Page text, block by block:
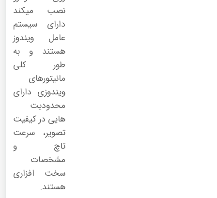
نصب میکند
دارای سیستم
عامل ویندوز
هستند و به
طور کلی
مانیتورهای
ویندوزی دارای
محدودیت
هایی در کیفیت
تصویر، سرعت
تاچ و
مشخصات
سخت افزاری
هستند.